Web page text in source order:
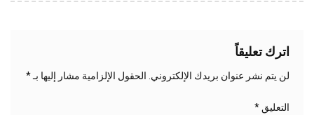
اترك تعليقاً
لن يتم نشر عنوان بريدك الإلكتروني. الحقول الإلزامية مشار إليها بـ*
التعليق *